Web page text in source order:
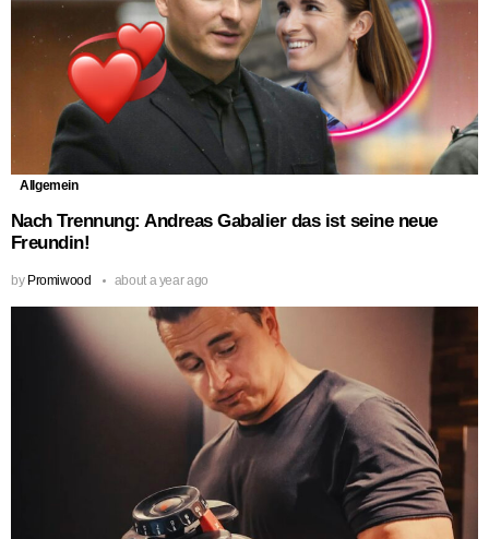
Allgemein
Nach Trennung: Andreas Gabalier das ist seine neue
Freundin!
by Promiwood about a year ago